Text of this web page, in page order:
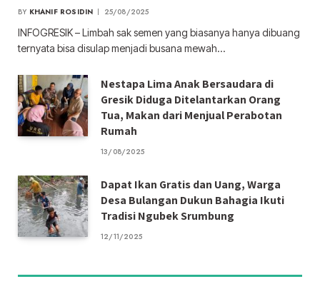
BY KHANIF ROSIDIN 25/08/2025
INFOGRESIK – Limbah sak semen yang biasanya hanya dibuang
ternyata bisa disulap menjadi busana mewah…
Nestapa Lima Anak Bersaudara di
Gresik Diduga Ditelantarkan Orang
Tua, Makan dari Menjual Perabotan
Rumah
13/08/2025
Dapat Ikan Gratis dan Uang, Warga
Desa Bulangan Dukun Bahagia Ikuti
Tradisi Ngubek Srumbung
12/11/2025